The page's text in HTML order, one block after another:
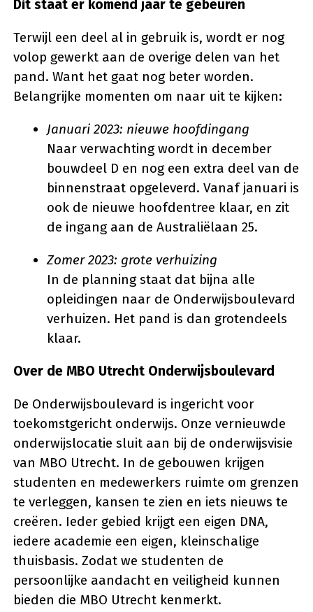
Dit staat er komend jaar te gebeuren
Terwijl een deel al in gebruik is, wordt er nog
volop gewerkt aan de overige delen van het
pand. Want het gaat nog beter worden.
Belangrijke momenten om naar uit te kijken:
Januari 2023: nieuwe hoofdingang
Naar verwachting wordt in december
bouwdeel D en nog een extra deel van de
binnenstraat opgeleverd. Vanaf januari is
ook de nieuwe hoofdentree klaar, en zit
de ingang aan de Australiëlaan 25.
Zomer 2023: grote verhuizing
In de planning staat dat bijna alle
opleidingen naar de Onderwijsboulevard
verhuizen. Het pand is dan grotendeels
klaar.
Over de MBO Utrecht Onderwijsboulevard
De Onderwijsboulevard is ingericht voor
toekomstgericht onderwijs. Onze vernieuwde
onderwijslocatie sluit aan bij de onderwijsvisie
van MBO Utrecht. In de gebouwen krijgen
studenten en medewerkers ruimte om grenzen
te verleggen, kansen te zien en iets nieuws te
creëren. Ieder gebied krijgt een eigen DNA,
iedere academie een eigen, kleinschalige
thuisbasis. Zodat we studenten de
persoonlijke aandacht en veiligheid kunnen
bieden die MBO Utrecht kenmerkt.